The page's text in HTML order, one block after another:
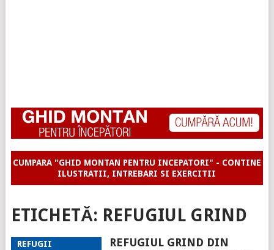
CUMPARA "GHID MONTAN PENTRU INCEPATORI" - CONTINE
ILUSTRATII, INTREBARI SI EXERCITII
ETICHETĂ: REFUGIUL GRIND
REFUGII
REFUGIUL GRIND DIN